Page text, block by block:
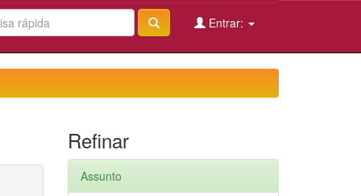
Entrar:
Refinar
Assunto